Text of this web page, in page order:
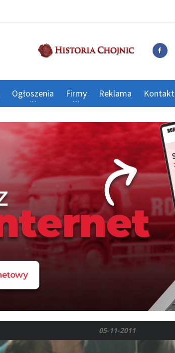
Ogłoszenia Firmy Reklama Kontakt
05-11-2011